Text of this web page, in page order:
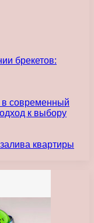
брекетов:
в современный
к выбору
квартиры